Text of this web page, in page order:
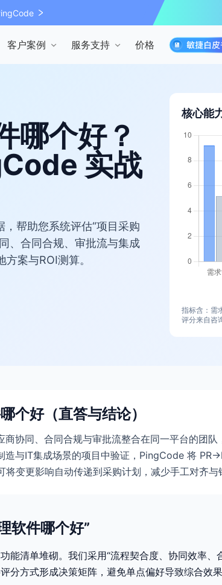
客户案例 服务支持 价格
哪个好？
实战
帮助您系统评估“项目采购
、合同合规、审批流与集成
案与ROI测算。
核心能
指标含：需
评分来自咨
个好（直答与结论）
协同、合同合规与审批流整合在同一平台的团队
造与IT集成场景的项目中验证，PingCode 将
变更影响自动传递到采购计划，减少手工对齐与
软件哪个好”
能清单堆砌。我们采用“流程契合度、协同效率
分方式形成决策矩阵，避免单点偏好导致综合效果